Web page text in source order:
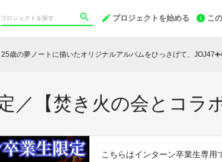
プロジェクトを始める こ
25歳の夢ノートに描いたオリジナルアルバムをひっさげて、
／【焚き火の会とコラ
こちらはインターン卒業生専用